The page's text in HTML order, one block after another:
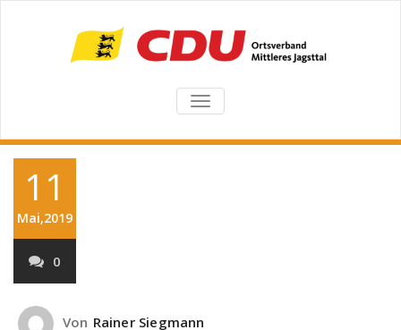
TOGGLE
11
Mai,2019
0
Von Rainer Siegmann